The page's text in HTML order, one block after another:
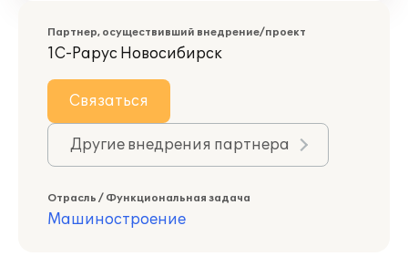
Партнер, осуществивший внедрение/проект
1С-Рарус Новосибирск
Связаться
Другие внедрения партнера
Отрасль / Функциональная задача
Машиностроение